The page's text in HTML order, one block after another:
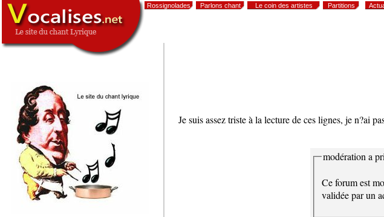
Rossignolades Parlons chant Le coin des artistes Partitions
Je suis assez triste à la lecture de ces lignes, je n?ai
modération a
Ce forum est
validée par un